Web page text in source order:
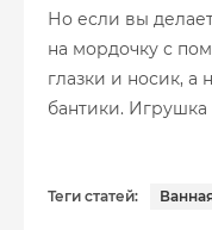
Но если вы
на мордочку с
глазки и носик, а
бантики. Игрушка
Теги статей: